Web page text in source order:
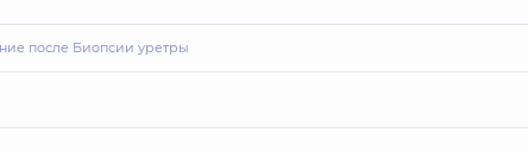
после Биопсии уретры